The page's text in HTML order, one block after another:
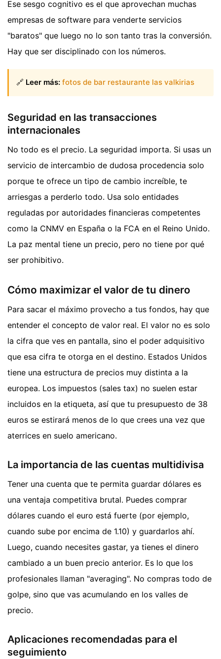
Ese sesgo cognitivo es el que aprovechan muchas
empresas de software para venderte servicios
"baratos" que luego no lo son tanto tras la conversión.
Hay que ser disciplinado con los números.
🔗 Leer más: fotos de bar restaurante las valkirias
Seguridad en las transacciones
internacionales
No todo es el precio. La seguridad importa. Si usas un
servicio de intercambio de dudosa procedencia solo
porque te ofrece un tipo de cambio increíble, te
arriesgas a perderlo todo. Usa solo entidades
reguladas por autoridades financieras competentes
como la CNMV en España o la FCA en el Reino Unido.
La paz mental tiene un precio, pero no tiene por qué
ser prohibitivo.
Cómo maximizar el valor de tu dinero
Para sacar el máximo provecho a tus fondos, hay que
entender el concepto de valor real. El valor no es solo
la cifra que ves en pantalla, sino el poder adquisitivo
que esa cifra te otorga en el destino. Estados Unidos
tiene una estructura de precios muy distinta a la
europea. Los impuestos (sales tax) no suelen estar
incluidos en la etiqueta, así que tu presupuesto de 38
euros se estirará menos de lo que crees una vez que
aterrices en suelo americano.
La importancia de las cuentas multidivisa
Tener una cuenta que te permita guardar dólares es
una ventaja competitiva brutal. Puedes comprar
dólares cuando el euro está fuerte (por ejemplo,
cuando sube por encima de 1.10) y guardarlos ahí.
Luego, cuando necesites gastar, ya tienes el dinero
cambiado a un buen precio anterior. Es lo que los
profesionales llaman "averaging". No compras todo de
golpe, sino que vas acumulando en los valles de
precio.
Aplicaciones recomendadas para el
seguimiento